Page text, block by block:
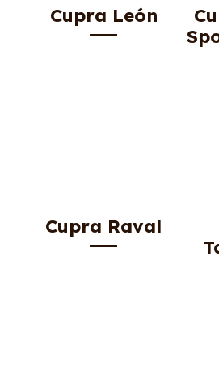
Cupra León
Cupra Raval